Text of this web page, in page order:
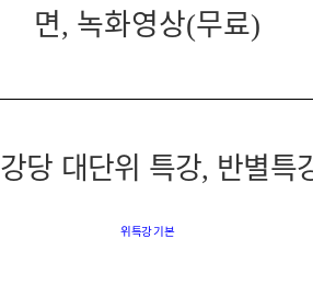
면, 녹화영상(무료)
강당 대단위 특강, 반별특
위특강 기본